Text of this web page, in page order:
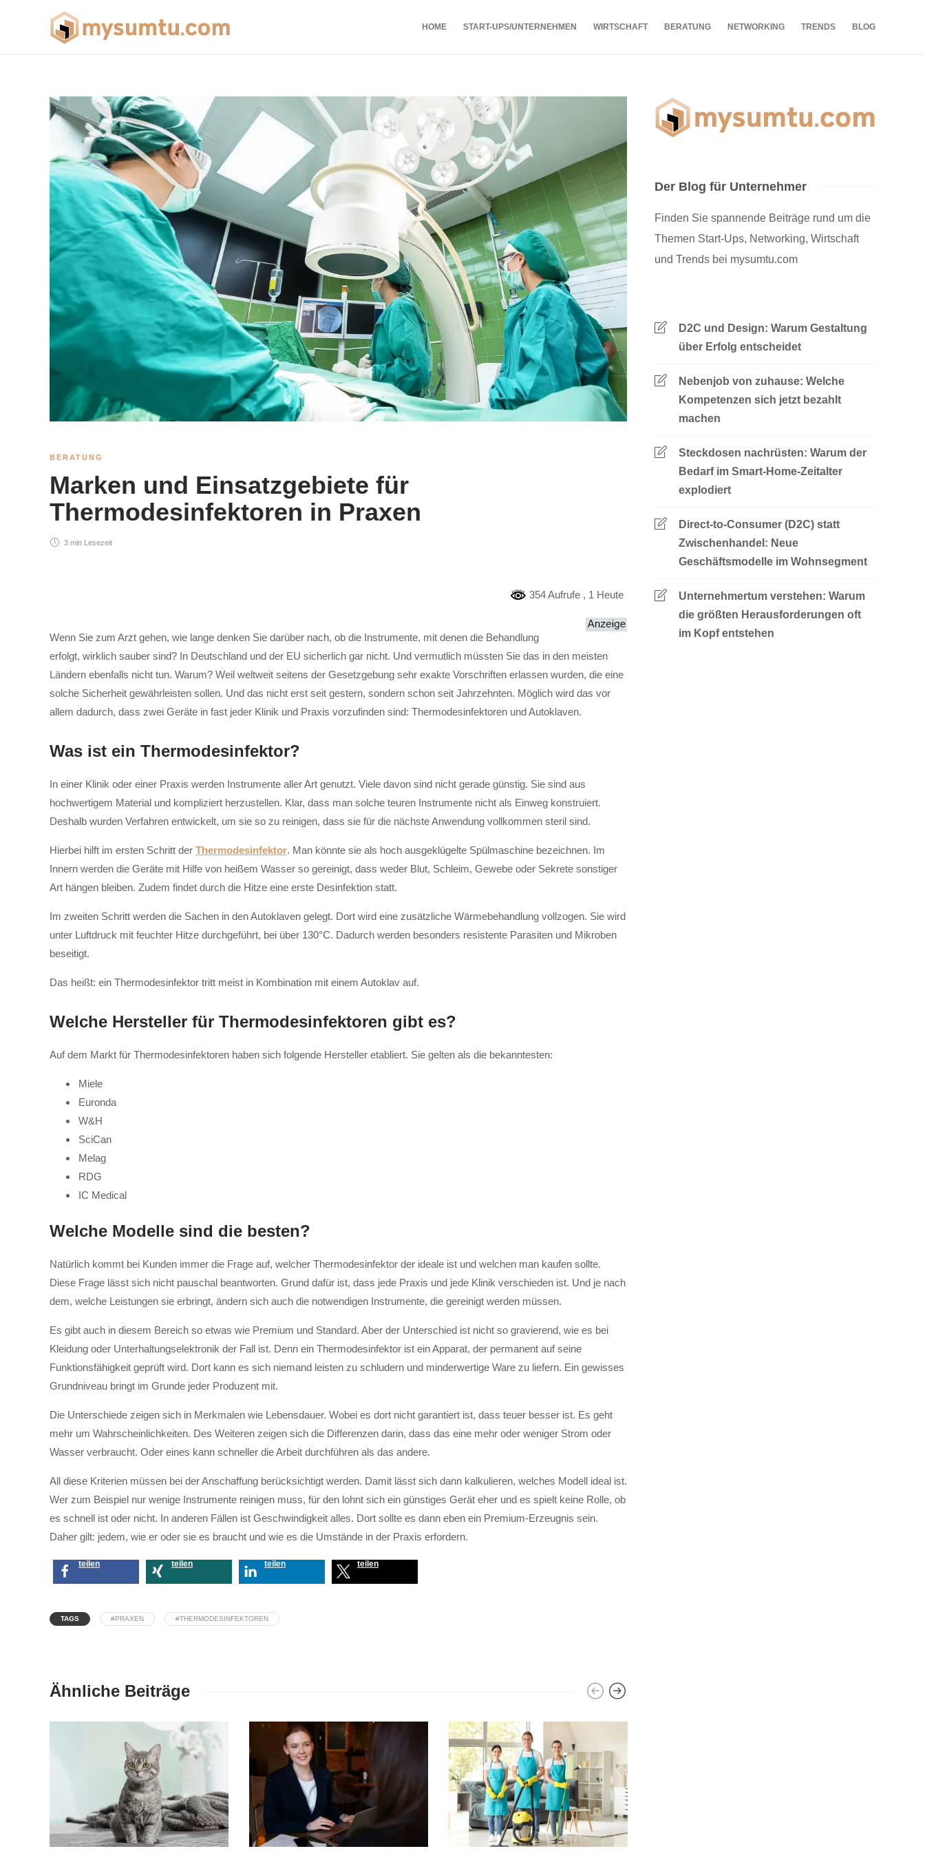
HOME START-UPS/UNTERNEHMEN WIRTSCHAFT BERATUNG NETWORKING TRENDS BLOG
BERATUNG
Marken und Einsatzgebiete für
Thermodesinfektoren in Praxen
3 min Lesezeit
354 Aufrufe , 1 Heute
Wenn Sie zum Arzt gehen, wie lange denken Sie darüber nach, ob die Instrumente, mit denen die Behandlung
erfolgt, wirklich sauber sind? In Deutschland und der EU sicherlich gar nicht. Und vermutlich müssten Sie das in den meisten
Ländern ebenfalls nicht tun. Warum? Weil weltweit seitens der Gesetzgebung sehr exakte Vorschriften erlassen wurden, die eine
solche Sicherheit gewährleisten sollen. Und das nicht erst seit gestern, sondern schon seit Jahrzehnten. Möglich wird das vor
allem dadurch, dass zwei Geräte in fast jeder Klinik und Praxis vorzufinden sind: Thermodesinfektoren und Autoklaven.
Was ist ein Thermodesinfektor?
In einer Klinik oder einer Praxis werden Instrumente aller Art genutzt. Viele davon sind nicht gerade günstig. Sie sind aus
hochwertigem Material und kompliziert herzustellen. Klar, dass man solche teuren Instrumente nicht als Einweg konstruiert.
Deshalb wurden Verfahren entwickelt, um sie so zu reinigen, dass sie für die nächste Anwendung vollkommen steril sind.
Hierbei hilft im ersten Schritt der Thermodesinfektor. Man könnte sie als hoch ausgeklügelte Spülmaschine bezeichnen. Im
Innern werden die Geräte mit Hilfe von heißem Wasser so gereinigt, dass weder Blut, Schleim, Gewebe oder Sekrete sonstiger
Art hängen bleiben. Zudem findet durch die Hitze eine erste Desinfektion statt.
Im zweiten Schritt werden die Sachen in den Autoklaven gelegt. Dort wird eine zusätzliche Wärmebehandlung vollzogen. Sie wird
unter Luftdruck mit feuchter Hitze durchgeführt, bei über 130°C. Dadurch werden besonders resistente Parasiten und Mikroben
beseitigt.
Das heißt: ein Thermodesinfektor tritt meist in Kombination mit einem Autoklav auf.
Welche Hersteller für Thermodesinfektoren gibt es?
Auf dem Markt für Thermodesinfektoren haben sich folgende Hersteller etabliert. Sie gelten als die bekanntesten:
Miele
Euronda
W&H
SciCan
Melag
RDG
IC Medical
Welche Modelle sind die besten?
Natürlich kommt bei Kunden immer die Frage auf, welcher Thermodesinfektor der ideale ist und welchen man kaufen sollte.
Diese Frage lässt sich nicht pauschal beantworten. Grund dafür ist, dass jede Praxis und jede Klinik verschieden ist. Und je nach
dem, welche Leistungen sie erbringt, ändern sich auch die notwendigen Instrumente, die gereinigt werden müssen.
Es gibt auch in diesem Bereich so etwas wie Premium und Standard. Aber der Unterschied ist nicht so gravierend, wie es bei
Kleidung oder Unterhaltungselektronik der Fall ist. Denn ein Thermodesinfektor ist ein Apparat, der permanent auf seine
Funktionsfähigkeit geprüft wird. Dort kann es sich niemand leisten zu schludern und minderwertige Ware zu liefern. Ein gewisses
Grundniveau bringt im Grunde jeder Produzent mit.
Die Unterschiede zeigen sich in Merkmalen wie Lebensdauer. Wobei es dort nicht garantiert ist, dass teuer besser ist. Es geht
mehr um Wahrscheinlichkeiten. Des Weiteren zeigen sich die Differenzen darin, dass das eine mehr oder weniger Strom oder
Wasser verbraucht. Oder eines kann schneller die Arbeit durchführen als das andere.
All diese Kriterien müssen bei der Anschaffung berücksichtigt werden. Damit lässt sich dann kalkulieren, welches Modell ideal ist.
Wer zum Beispiel nur wenige Instrumente reinigen muss, für den lohnt sich ein günstiges Gerät eher und es spielt keine Rolle, ob
es schnell ist oder nicht. In anderen Fällen ist Geschwindigkeit alles. Dort sollte es dann eben ein Premium-Erzeugnis sein.
Daher gilt: jedem, wie er oder sie es braucht und wie es die Umstände in der Praxis erfordern.
teilen teilen teilen teilen
TAGS #PRAXEN #THERMODESINFEKTOREN
Ähnliche Beiträge
Der Blog für Unternehmer
Finden Sie spannende Beiträge rund um die
Themen Start-Ups, Networking, Wirtschaft
und Trends bei mysumtu.com
D2C und Design: Warum Gestaltung
über Erfolg entscheidet
Nebenjob von zuhause: Welche
Kompetenzen sich jetzt bezahlt
machen
Steckdosen nachrüsten: Warum der
Bedarf im Smart-Home-Zeitalter
explodiert
Direct-to-Consumer (D2C) statt
Zwischenhandel: Neue
Geschäftsmodelle im Wohnsegment
Unternehmertum verstehen: Warum
die größten Herausforderungen oft
im Kopf entstehen